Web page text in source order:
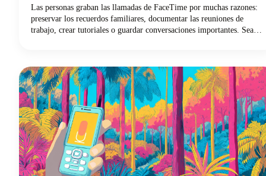
Las personas graban las llamadas de FaceTime por muchas razones:
preservar los recuerdos familiares, documentar las reuniones de
trabajo, crear tutoriales o guardar conversaciones importantes. Sea